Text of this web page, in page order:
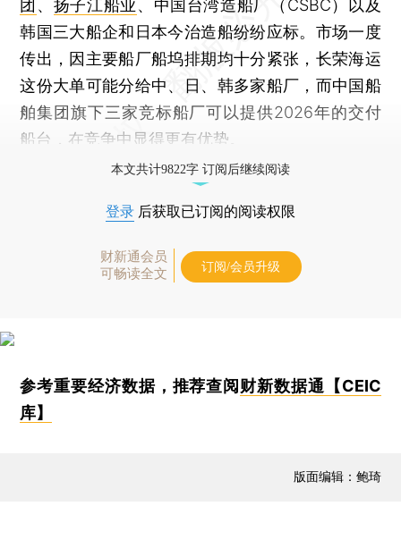
团 、 扬子江船业、中国台湾造船厂（CSBC）以及
韩国三大船企和日本今治造船纷纷应标。市场一度
传出，因主要船厂船坞排期均十分紧张，长荣海运
这份大单可能分给中、日、韩多家船厂，而中国船
舶集团旗下三家竞标船厂可以提供2026年的交付
船台，在竞争中显得更有优势。
本文共计9822字 订阅后继续阅读
登录 后获取已订阅的阅读权限
财新通会员
可畅读全文
订阅/会员升级
参考重要经济数据，推荐查阅 财新数据通【CEIC
库】
版面编辑：鲍琦